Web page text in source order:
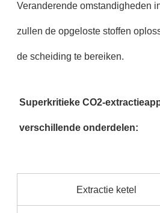
Veranderende omstandigheden
zullen de opgeloste stoffen
de scheiding te bereiken.
Superkritieke CO2-
verschillende onderdelen:
Extractie ketel